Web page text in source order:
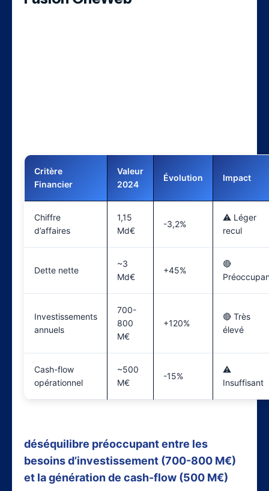
Critère
Financier
Valeur
2024
Évolution Impact
Chiffre
d’affaires
1,15
Md€
-3,2%
⚠️ Léger
recul
Dette nette
~3
Md€
+45%
🔴
Investissements
annuels
700-
800
M€
+120%
🔴 Très
élevé
Cash-flow
opérationnel
~500
M€
-15%
⚠️
Insuffisant
déséquilibre préoccupant entre les
besoins d’investissement (700-800 M€)
et la génération de cash-flow (500 M€)